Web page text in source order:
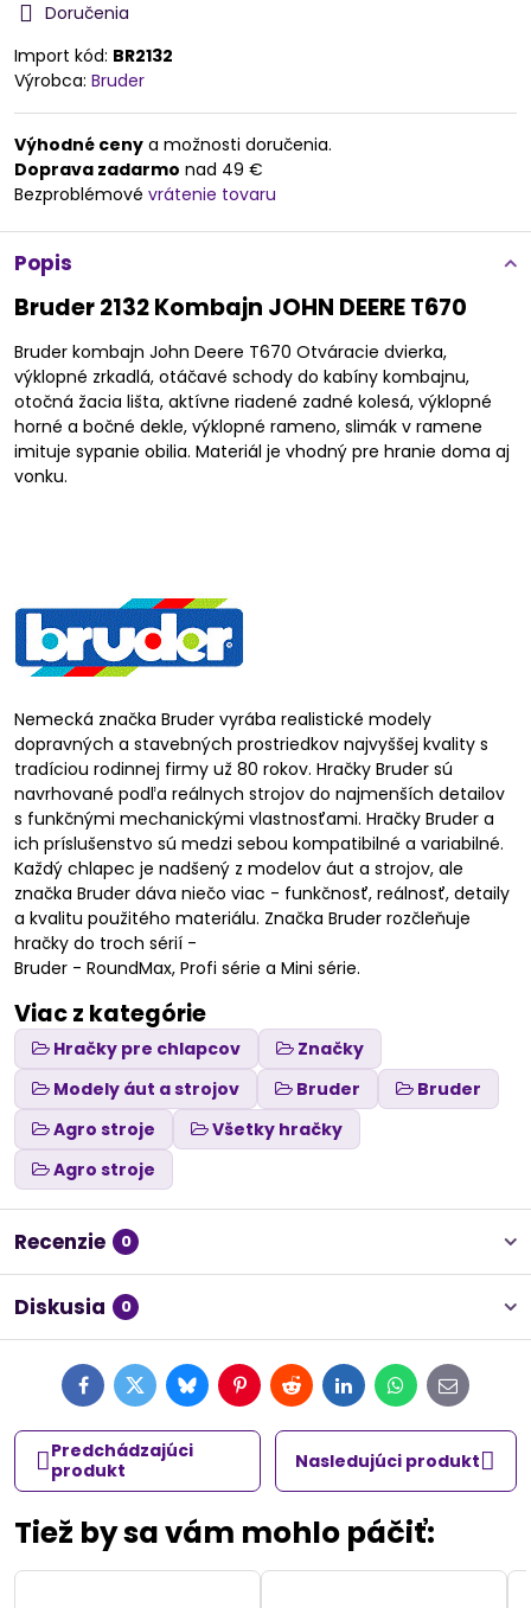
Doručenia
Import kód: BR2132
Výrobca: Bruder
Výhodné ceny a možnosti doručenia.
Doprava zadarmo nad 49 €
Bezproblémové vrátenie tovaru
Popis
Bruder 2132 Kombajn JOHN DEERE T670
Bruder kombajn John Deere T670 Otváracie dvierka,
výklopné zrkadlá, otáčavé schody do kabíny kombajnu,
otočná žacia lišta, aktívne riadené zadné kolesá, výklopné
horné a bočné dekle, výklopné rameno, slimák v ramene
imituje sypanie obilia. Materiál je vhodný pre hranie doma aj
vonku.
Nemecká značka Bruder vyrába realistické modely
dopravných a stavebných prostriedkov najvyššej kvality s
tradíciou rodinnej firmy už 80 rokov. Hračky Bruder sú
navrhované podľa reálnych strojov do najmenších detailov
s funkčnými mechanickými vlastnosťami. Hračky Bruder a
ich príslušenstvo sú medzi sebou kompatibilné a variabilné.
Každý chlapec je nadšený z modelov áut a strojov, ale
značka Bruder dáva niečo viac - funkčnosť, reálnosť, detaily
a kvalitu použitého materiálu. Značka Bruder rozčleňuje
hračky do troch sérií -
Bruder - RoundMax, Profi série a Mini série.
Viac z kategórie
Hračky pre chlapcov
Značky
Modely áut a strojov
Bruder
Bruder
Agro stroje
Všetky hračky
Agro stroje
Recenzie 0
Diskusia 0
FacebookTwitterBlueskyPinterestRedditLinkedInWhatsApp
E-
mail
Predchádzajúci
produkt
Nasledujúci produkt
Tiež by sa vám mohlo páčiť: